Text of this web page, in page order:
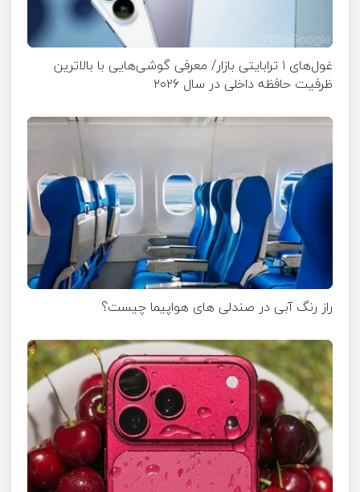
غول‌های ۱ ترابایتی بازار/ معرفی گوشی‌هایی با بالاترین
ظرفیت حافظه داخلی در سال ۲۰۲۶
راز رنگ آبی در صندلی های هواپیما چیست؟